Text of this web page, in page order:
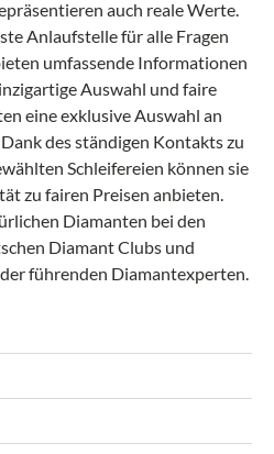
auch reale Werte.
Anlaufstelle für alle Fragen
umfassende Informationen
Auswahl und faire
eine exklusive Auswahl an
des ständigen Kontakts zu
Schleifereien können sie
zu fairen Preisen anbieten.
Diamanten bei den
Diamant Clubs und
führenden Diamantexperten.